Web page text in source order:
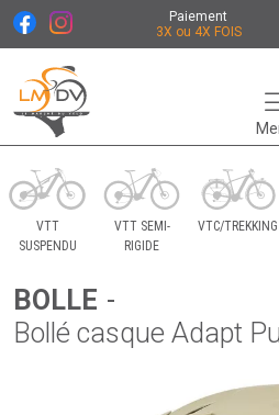
Paiement
3X ou 4X FOIS
Le Marché du Vélo Votre
VTT
SUSPENDU
VTT SEMI-
RIGIDE
VTC/TREKKING
BOLLE -
Bollé casque Adapt